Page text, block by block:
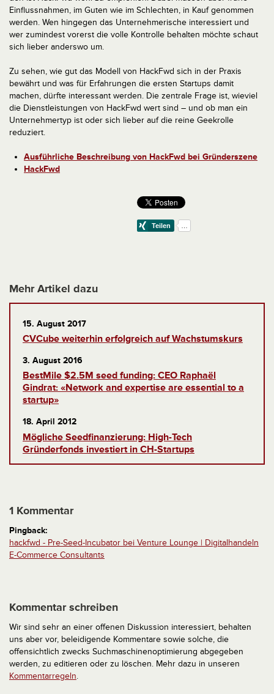
Einflussnahmen, im Guten wie im Schlechten, in Kauf genommen
werden. Wen hingegen das Unternehmerische interessiert und
wer zumindest vorerst die volle Kontrolle behalten möchte schaut
sich lieber anderswo um.
Zu sehen, wie gut das Modell von HackFwd sich in der Praxis
bewährt und was für Erfahrungen die ersten Startups damit
machen, dürfte interessant werden. Die zentrale Frage ist, wieviel
die Dienstleistungen von HackFwd wert sind – und ob man ein
Unternehmertyp ist oder sich lieber auf die reine Geekrolle
reduziert.
Ausführliche Beschreibung von HackFwd bei Gründerszene
HackFwd
Mehr Artikel dazu
15. August 2017
CVCube weiterhin erfolgreich auf Wachstumskurs
3. August 2016
BestMile $2.5M seed funding: CEO Raphaël
Gindrat: «Network and expertise are essential to a
startup»
18. April 2012
Mögliche Seedfinanzierung: High-Tech
Gründerfonds investiert in CH-Startups
1 Kommentar
Pingback:
hackfwd - Pre-Seed-Incubator bei Venture Lounge | Digitalhandeln
E-Commerce Consultants
Kommentar schreiben
Wir sind sehr an einer offenen Diskussion interessiert, behalten
uns aber vor, beleidigende Kommentare sowie solche, die
offensichtlich zwecks Suchmaschinenoptimierung abgegeben
werden, zu editieren oder zu löschen. Mehr dazu in unseren
Kommentarregeln.